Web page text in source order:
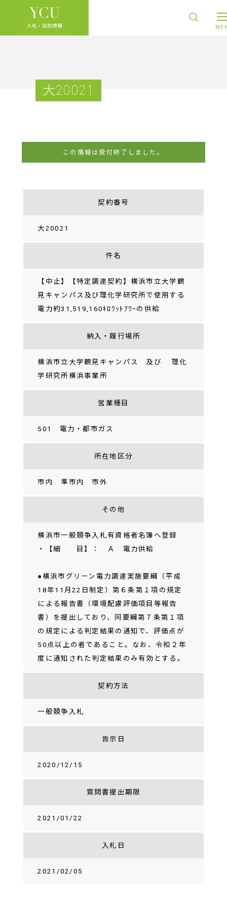
大20021
この情報は受付終了しました。
契約番号
大20021
件名
【中止】【特定調達契約】横浜市立大学鶴
見キャンパス及び理化学研究所で使用する
電力約31,519,160ｷﾛﾜｯﾄｱﾜｰの供給
納入・履行場所
横浜市立大学鶴見キャンパス 及び 理化
学研究所横浜事業所
営業種目
501 電力・都市ガス
所在地区分
市内 準市内 市外
その他
横浜市一般競争入札有資格者名簿へ登録
・【細 目】： Ａ 電力供給
●横浜市グリーン電力調達実施要綱（平成
18年11月22日制定）第６条第１項の規定
による報告書（環境配慮評価項目等報告
書）を提出しており、同要綱第７条第１項
の規定による判定結果の通知で、評価点が
50点以上の者であること。なお、令和２年
度に通知された判定結果のみ有効とする。
契約方法
一般競争入札
告示日
2020/12/15
質問書提出期限
2021/01/22
入札日
2021/02/05